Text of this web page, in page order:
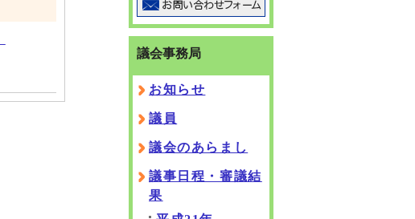
議会事務局
お知らせ
議員
議会のあらまし
議事日程・審議結
果